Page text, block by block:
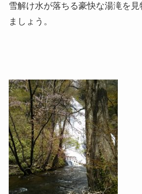
雪解け水が落ちる豪快な湯滝を見
ましょう。